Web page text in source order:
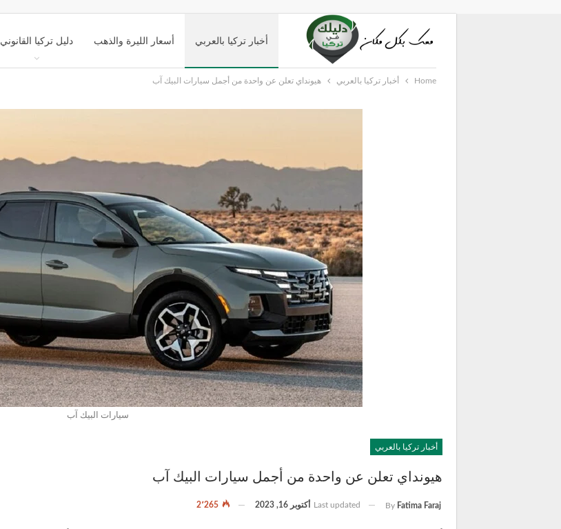
أخبار تركيا بالعربي أسعار الليرة والذهب دليل تركيا القانوني
Home أخبار تركيا بالعربي هيونداي تعلن عن واحدة من أجمل سيارات البيك آب
سيارات البيك آب
أخبار تركيا بالعربي
هيونداي تعلن عن واحدة من أجمل سيارات البيك آب
By Fatima Faraj
Last updated أكتوبر 16, 2023